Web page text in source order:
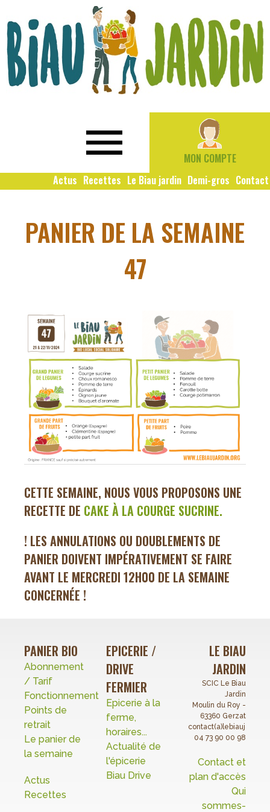
MON COMPTE
Actus Recettes Le Biau jardin Demi-gros Contact
PANIER DE LA SEMAINE
47
CETTE SEMAINE, NOUS VOUS PROPOSONS UNE
RECETTE DE CAKE À LA COURGE SUCRINE.
! LES ANNULATIONS OU DOUBLEMENTS DE
PANIER DOIVENT IMPÉRATIVEMENT SE FAIRE
AVANT LE MERCREDI 12H00 DE LA SEMAINE
CONCERNÉE !
PANIER BIO
Abonnement
/ Tarif
Fonctionnement
Points de
retrait
Le panier de
la semaine
Actus
Recettes
EPICERIE /
DRIVE
FERMIER
Epicerie à la
ferme,
horaires...
Actualité de
l'épicerie
Biau Drive
LE BIAU
JARDIN
SCIC Le Biau
Jardin
Moulin du Roy -
63360 Gerzat
04 73 90 00 98
Contact et
plan d'accès
Qui
sommes-